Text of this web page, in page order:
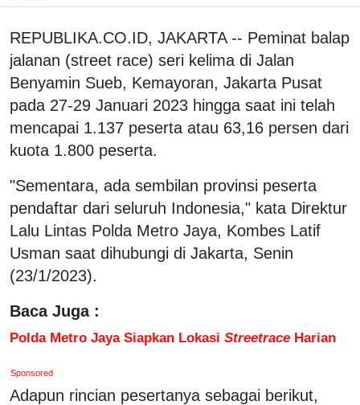
REPUBLIKA.CO.ID, JAKARTA -- Peminat balap
jalanan (street race) seri kelima di Jalan
Benyamin Sueb, Kemayoran, Jakarta Pusat
pada 27-29 Januari 2023 hingga saat ini telah
mencapai 1.137 peserta atau 63,16 persen dari
kuota 1.800 peserta.
"Sementara, ada sembilan provinsi peserta
pendaftar dari seluruh Indonesia," kata Direktur
Lalu Lintas Polda Metro Jaya, Kombes Latif
Usman saat dihubungi di Jakarta, Senin
(23/1/2023).
Baca Juga :
Polda Metro Jaya Siapkan Lokasi Streetrace Harian
Sponsored
Adapun rincian pesertanya sebagai berikut,